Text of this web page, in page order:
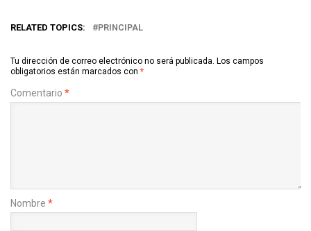
RELATED TOPICS: PRINCIPAL
Tu dirección de correo electrónico no será publicada. Los campos
obligatorios están marcados con *
Comentario *
Nombre *